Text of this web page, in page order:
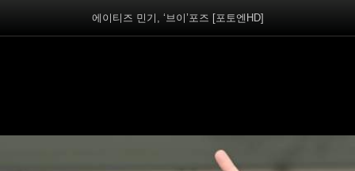
에이티즈 민기, ‘브이’포즈 [포토엔HD]